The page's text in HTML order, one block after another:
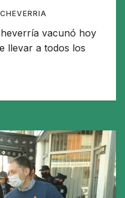
vacunó hoy
llevar a todos los